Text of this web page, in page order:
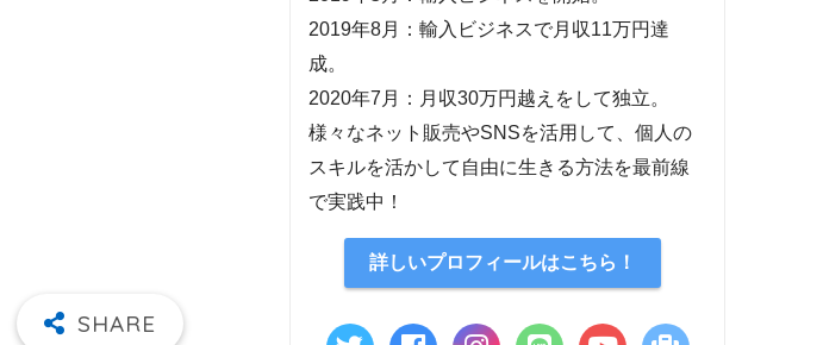
2019年8月：輸入ビジネスで月収11万円達
成。
2020年7月：月収30万円越えをして独立。
様々なネット販売やSNSを活用して、個人の
スキルを活かして自由に生きる方法を最前線
で実践中！
詳しいプロフィールはこちら！